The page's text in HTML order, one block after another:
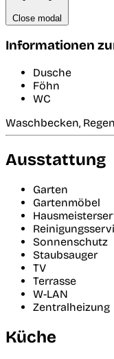
Close modal
Informationen
Dusche
Föhn
WC
Waschbecken,
Ausstattung
Garten
Gartenmöbel
Sonnenschutz
Staubsauger
TV
Terrasse
W-LAN
Zentralheizung
Küche